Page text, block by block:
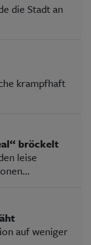
die Stadt an
krampfhaft
bröckelt
leise
auf weniger